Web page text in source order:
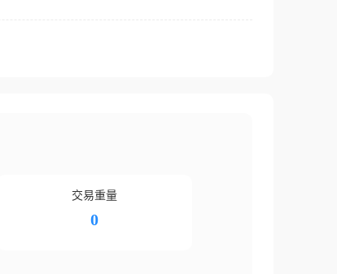
交易重量
0